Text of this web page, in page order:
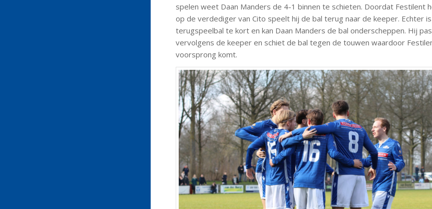
spelen weet Daan Manders de 4-1 binnen te schieten. Doordat Festilent
op de verdediger van Cito speelt hij de bal terug naar de keeper. Echter
terugspeelbal te kort en kan Daan Manders de bal onderscheppen. Hij
vervolgens de keeper en schiet de bal tegen de touwen waardoor
voorsprong komt.